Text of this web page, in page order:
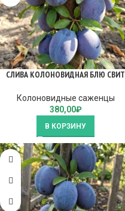
СЛИВА КОЛОНОВИДНАЯ БЛЮ СВИТ
Колоновидные саженцы
380,00₽
В КОРЗИНУ